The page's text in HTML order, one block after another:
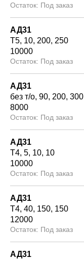
Под заказ
АД31
Т5 10 200 250
10000
Под заказ
АД31
без т/о 90 200 300
8000
Под заказ
АД31
Т4 5 10 10
10000
Под заказ
АД31
Т4 40 150 150
12000
Под заказ
АД31